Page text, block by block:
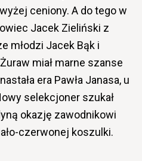
ceniony. A do tego w
Jacek Zieliński z
młodzi Jacek Bąk i
miał marne szanse
era Pawła Janasa, u
selekcjoner szukał
okazję zawodnikowi
czerwonej koszulki.